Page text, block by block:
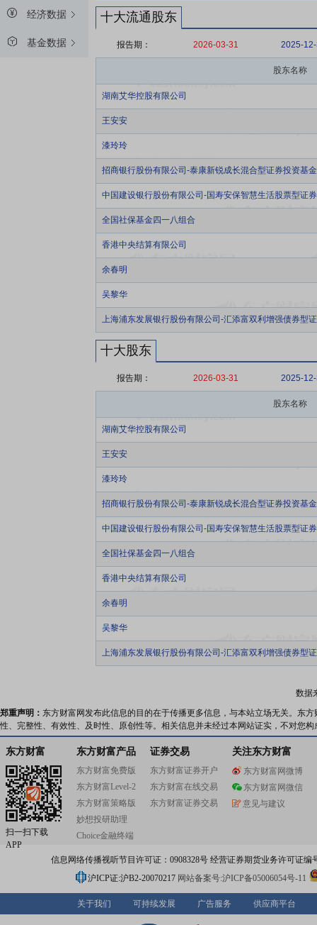
经济数据
基金数据
十大流通股东
报告期： 2026-03-31 2025-
股东名称
湖南艾华控股有限公司
王安安
漆玲玲
招商银行股份有限公司-泰康新锐成长混合型证券投资基金
中国建设银行股份有限公司-国寿安保智慧生活股票型证
全国社保基金四一八组合
香港中央结算有限公司
余春明
吴黎华
上海浦东发展银行股份有限公司-汇添富双利增强债券型
十大股东
报告期： 2026-03-31 2025-
股东名称
湖南艾华控股有限公司
王安安
漆玲玲
招商银行股份有限公司-泰康新锐成长混合型证券投资基金
中国建设银行股份有限公司-国寿安保智慧生活股票型证
全国社保基金四一八组合
香港中央结算有限公司
余春明
吴黎华
上海浦东发展银行股份有限公司-汇添富双利增强债券型
数据
郑重声明： 东方财富网发布此信息的目的在于传播更多信息，与本站立场无关。东
性、完整性、有效性、及时性、原创性等。相关信息并未经过本网站证实，不对您
东方财富
扫一扫下载
APP
东方财富产品
东方财富免费版
东方财富Level-2
东方财富策略版
妙想投研助理
Choice金融终端
证券交易
东方财富证券开户
东方财富在线交易
东方财富证券交易
关注东方财富
东方财富网微博
东方财富网微信
意见与建议
信息网络传播视听节目许可证：0908328号 经营证券期货业务许可证编
沪ICP证:沪B2-20070217 网站备案号:沪ICP备05006054号-11
关于我们 可持续发展 广告服务 供应商平台